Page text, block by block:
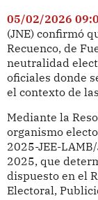
05/02/2026
(JNE) confirmó
Recuenco, de
neutralidad
oficiales donde
el contexto de
Mediante la
organismo
2025-JEE-
2025, que
dispuesto en el
Electoral,